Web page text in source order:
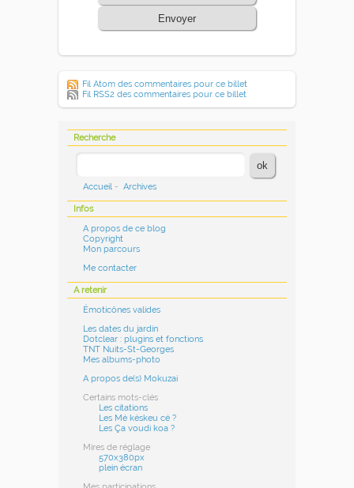
Envoyer
Fil Atom des commentaires pour ce billet
Fil RSS2 des commentaires pour ce billet
Recherche
Accueil - Archives
Infos
A propos de ce blog
Copyright
Mon parcours
Me contacter
A retenir
Émoticônes valides
Les dates du jardin
Dotclear : plugins et fonctions
TNT Nuits-St-Georges
Mes albums-photo
A propos de(s) Mokuzai
Certains mots-clés
Les citations
Les Mé késkeu cé ?
Les Ça voudi koa ?
Mires de réglage
570x380px
plein écran